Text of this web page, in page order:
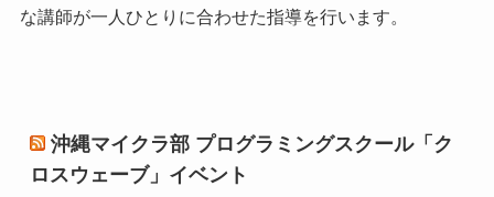
な講師が一人ひとりに合わせた指導を行います。
沖縄マイクラ部 プログラミングスクール「ク
ロスウェーブ」イベント